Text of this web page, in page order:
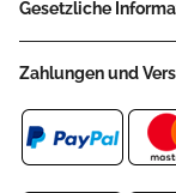
Gesetzliche
Zahlungen und